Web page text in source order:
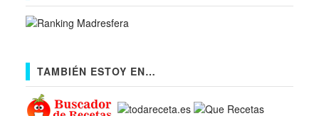
TAMBIÉN ESTOY EN…